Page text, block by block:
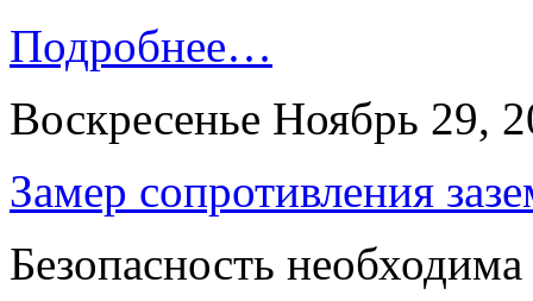
Подробнее…
Воскресенье Ноябрь 29,
Замер сопротивления
Безопасность